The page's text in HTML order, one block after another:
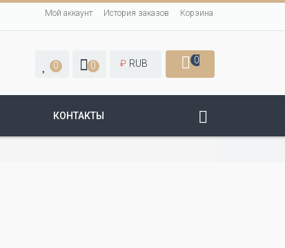
Мой аккаунт История заказов Корзина
0 0 ₽ RUB 0
КОНТАКТЫ